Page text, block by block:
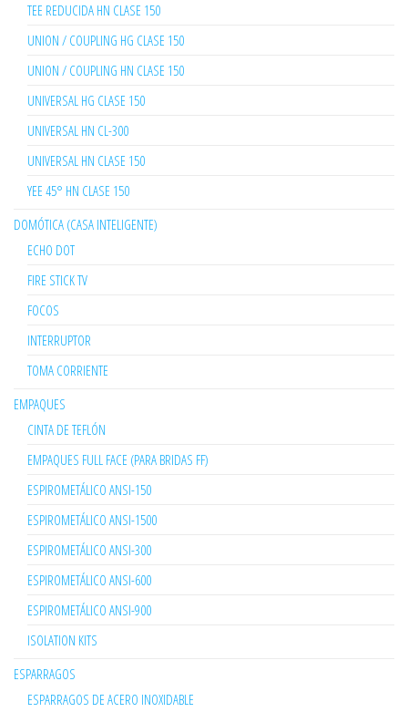
TEE REDUCIDA HN CLASE 150
UNION / COUPLING HG CLASE 150
UNION / COUPLING HN CLASE 150
UNIVERSAL HG CLASE 150
UNIVERSAL HN CL-300
UNIVERSAL HN CLASE 150
YEE 45° HN CLASE 150
DOMÓTICA (CASA INTELIGENTE)
ECHO DOT
FIRE STICK TV
FOCOS
INTERRUPTOR
TOMA CORRIENTE
EMPAQUES
CINTA DE TEFLÓN
EMPAQUES FULL FACE (PARA BRIDAS FF)
ESPIROMETÁLICO ANSI-150
ESPIROMETÁLICO ANSI-1500
ESPIROMETÁLICO ANSI-300
ESPIROMETÁLICO ANSI-600
ESPIROMETÁLICO ANSI-900
ISOLATION KITS
ESPARRAGOS
ESPARRAGOS DE ACERO INOXIDABLE